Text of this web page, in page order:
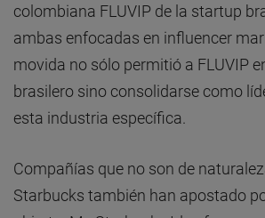
colombiana FLUVIP de la startup
ambas enfocadas en influencer
movida no sólo permitió a FLUVIP
brasilero sino consolidarse como
esta industria específica.
Compañías que no son de
Starbucks también han apostado